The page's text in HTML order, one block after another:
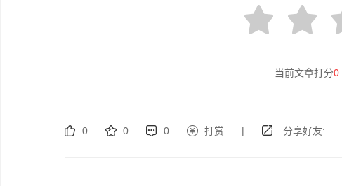
当前文章打分0
0 0 0 打赏 | 分享好友: